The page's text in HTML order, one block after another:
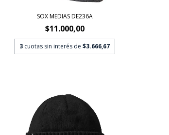
SOX MEDIAS DE236A
$11.000,00
3 cuotas sin interés de$3.666,67